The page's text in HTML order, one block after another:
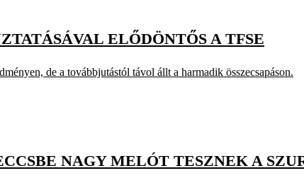
ELŐDÖNTŐS A TFSE
de a továbbjutástól távol állt a harmadik összecsapáson.
NAGY MELÓT TESZNEK A